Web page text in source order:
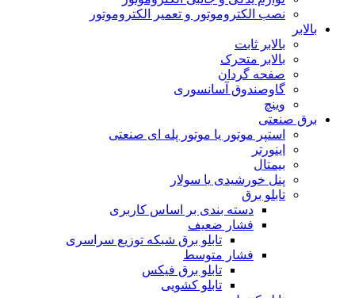
نصب الکتروموتور و تعمیر الکتروموتور
بالابر
بالابر ثابت
بالابر متحرک
صفحه گردان
گاوصندوق آسانسوری
وینچ
برق صنعتی
استپر موتور یا موتور پله ای صنعتی
اینورتر
بیمتال
پنل خورشیدی یا سولار
تابلو برق
دسته بندی بر اساس کاربری
فشار ضعیف
تابلو برق شبکه توزیع سراسری
فشار متوسط
تابلو برق فیکس
تابلو کشویی